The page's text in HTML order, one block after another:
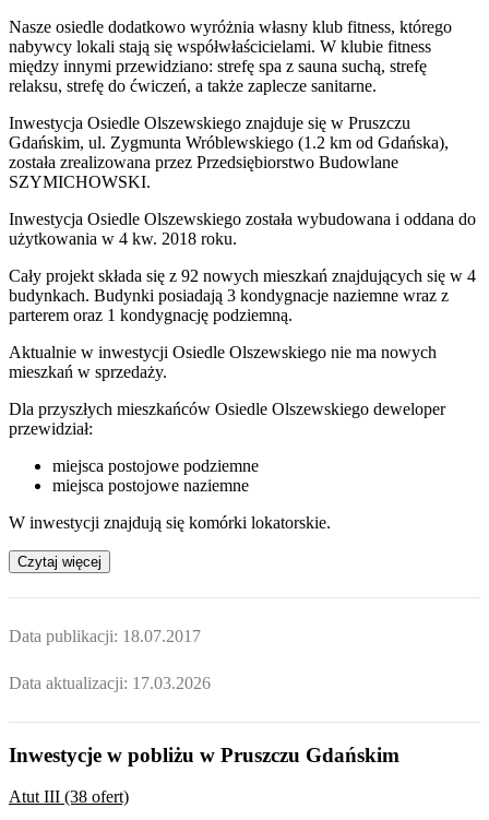
Nasze osiedle dodatkowo wyróżnia własny klub fitness, którego
nabywcy lokali stają się współwłaścicielami. W klubie fitness
między innymi przewidziano: strefę spa z sauna suchą, strefę
relaksu, strefę do ćwiczeń, a także zaplecze sanitarne.
Inwestycja Osiedle Olszewskiego znajduje się w Pruszczu
Gdańskim, ul. Zygmunta Wróblewskiego (1.2 km od Gdańska),
została zrealizowana przez Przedsiębiorstwo Budowlane
SZYMICHOWSKI.
Inwestycja Osiedle Olszewskiego została wybudowana i oddana do
użytkowania w 4 kw. 2018 roku.
Cały projekt składa się z 92 nowych mieszkań znajdujących się w 4
budynkach. Budynki posiadają 3 kondygnacje naziemne wraz z
parterem oraz 1 kondygnację podziemną.
Aktualnie w inwestycji Osiedle Olszewskiego nie ma nowych
mieszkań w sprzedaży.
Dla przyszłych mieszkańców Osiedle Olszewskiego deweloper
przewidział:
miejsca postojowe podziemne
miejsca postojowe naziemne
W inwestycji znajdują się komórki lokatorskie.
Czytaj więcej
Data publikacji: 18.07.2017
Data aktualizacji: 17.03.2026
Inwestycje w pobliżu w Pruszczu Gdańskim
Atut III (38 ofert)